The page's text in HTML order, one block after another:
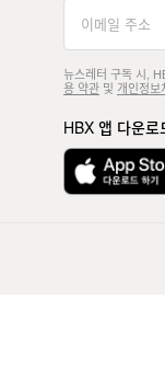
뉴스레터 구독 시,
용 약관및 개인정보
HBX 앱 다운로